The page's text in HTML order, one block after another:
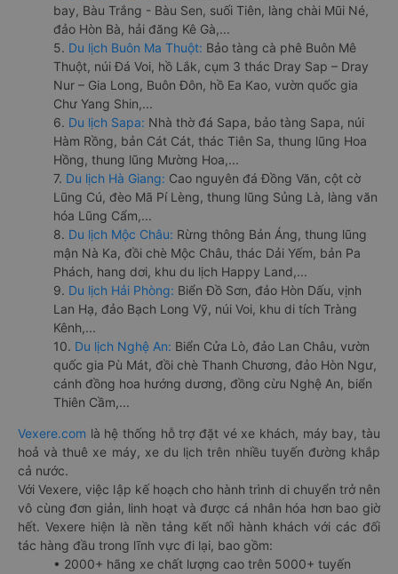
bay, Bàu Trắng - Bàu Sen, suối Tiên, làng chài Mũi Né,
đảo Hòn Bà, hải đăng Kê Gà,...
5. Du lịch Buôn Ma Thuột: Bảo tàng cà phê Buôn Mê
Thuột, núi Đá Voi, hồ Lắk, cụm 3 thác Dray Sap – Dray
Nur – Gia Long, Buôn Đôn, hồ Ea Kao, vườn quốc gia
Chư Yang Shin,...
6. Du lịch Sapa: Nhà thờ đá Sapa, bảo tàng Sapa, núi
Hàm Rồng, bản Cát Cát, thác Tiên Sa, thung lũng Hoa
Hồng, thung lũng Mường Hoa,...
7. Du lịch Hà Giang: Cao nguyên đá Đồng Văn, cột cờ
Lũng Cú, đèo Mã Pí Lèng, thung lũng Sủng Là, làng văn
hóa Lũng Cẩm,...
8. Du lịch Mộc Châu: Rừng thông Bản Áng, thung lũng
mận Nà Ka, đồi chè Mộc Châu, thác Dải Yếm, bản Pa
Phách, hang dơi, khu du lịch Happy Land,...
9. Du lịch Hải Phòng: Biển Đồ Sơn, đảo Hòn Dấu, vịnh
Lan Hạ, đảo Bạch Long Vỹ, núi Voi, khu di tích Tràng
Kênh,...
10. Du lịch Nghệ An: Biển Cửa Lò, đảo Lan Châu, vườn
quốc gia Pù Mát, đồi chè Thanh Chương, đảo Hòn Ngư,
cánh đồng hoa hướng dương, đồng cừu Nghệ An, biển
Thiên Cầm,...
Vexere.com là hệ thống hỗ trợ đặt vé xe khách, máy bay, tàu
hoả và thuê xe máy, xe du lịch trên nhiều tuyến đường khắp
cả nước.
Với Vexere, việc lập kế hoạch cho hành trình di chuyển trở nên
vô cùng đơn giản, linh hoạt và được cá nhân hóa hơn bao giờ
hết. Vexere hiện là nền tảng kết nối hành khách với các đối
tác hàng đầu trong lĩnh vực đi lại, bao gồm:
• 2000+ hãng xe chất lượng cao trên 5000+ tuyến